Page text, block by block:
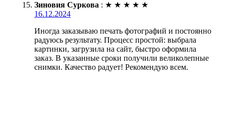
Зиновия Суркова : ★ ★ ★ ★ ★
16.12.2024
Иногда заказываю печать фотографий и постоянно
радуюсь результату. Процесс простой: выбрала
картинки, загрузила на сайт, быстро оформила
заказ. В указанные сроки получили великолепные
снимки. Качество радует! Рекомендую всем.